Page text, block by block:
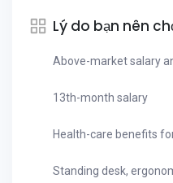
Lý do bạn nên
Above-market salary
13th-month salary
Health-care benefits
Standing desk,